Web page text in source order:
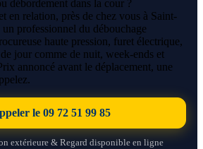
débordement dans la cour ?
en relation, près de chez vous à Saint-
professionnel du débouchage
haute pression, furet électrique,
jour comme de nuit, week-ends et
annoncé avant le déplacement, une
le 09 72 51 99 85
extérieure & Regard disponible en ligne